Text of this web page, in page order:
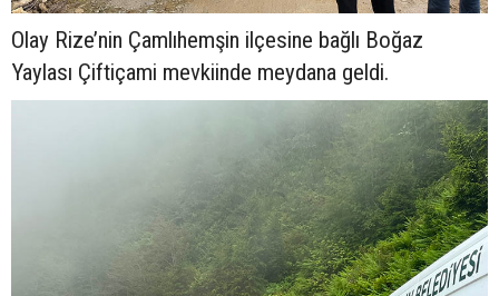
Olay Rize’nin Çamlıhemşin ilçesine bağlı Boğaz
Yaylası Çiftiçami mevkiinde meydana geldi.